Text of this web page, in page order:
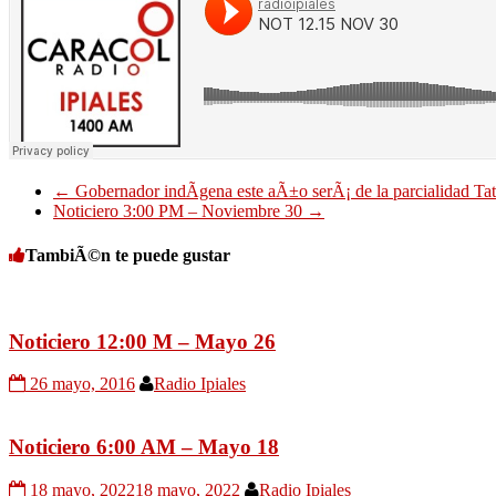
← Gobernador indÃ­gena este aÃ±o serÃ¡ de la parcialidad
Noticiero 3:00 PM – Noviembre 30 →
TambiÃ©n te puede gustar
Noticiero 12:00 M – Mayo 26
26 mayo, 2016 Radio Ipiales
Noticiero 6:00 AM – Mayo 18
18 mayo, 202218 mayo, 2022 Radio Ipiales